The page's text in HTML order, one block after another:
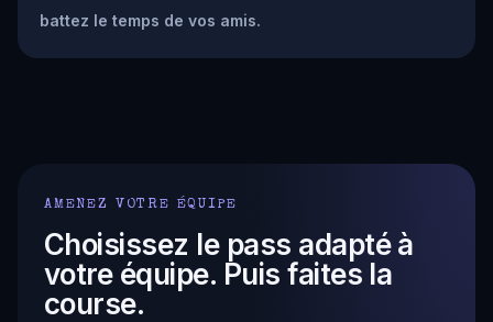
battez le temps de vos amis.
AMENEZ VOTRE ÉQUIPE
Choisissez le pass adapté à
votre équipe. Puis faites la
course.